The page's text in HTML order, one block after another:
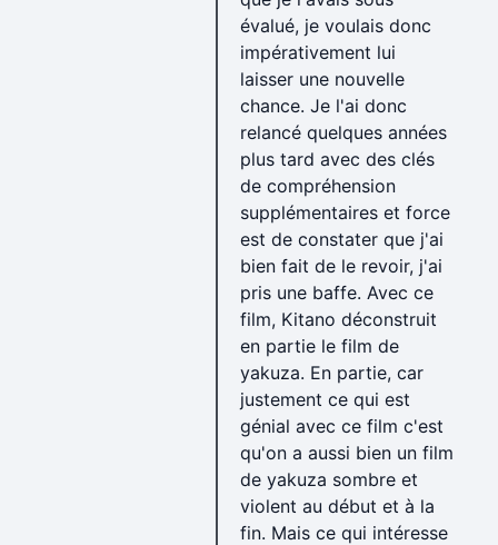
évalué, je voulais donc
impérativement lui
laisser une nouvelle
chance. Je l'ai donc
relancé quelques années
plus tard avec des clés
de compréhension
supplémentaires et force
est de constater que j'ai
bien fait de le revoir, j'ai
pris une baffe. Avec ce
film, Kitano déconstruit
en partie le film de
yakuza. En partie, car
justement ce qui est
génial avec ce film c'est
qu'on a aussi bien un film
de yakuza sombre et
violent au début et à la
fin. Mais ce qui intéresse